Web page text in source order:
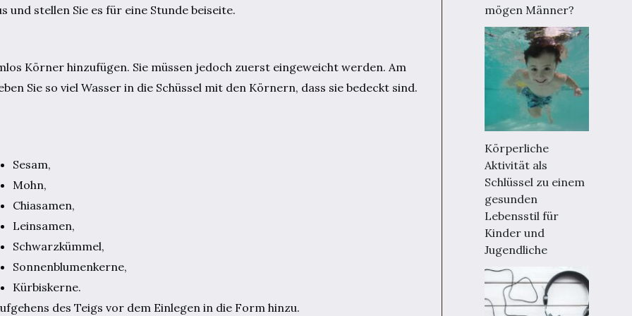
und stellen Sie es für eine Stunde beiseite.
Körner hinzufügen. Sie müssen jedoch zuerst eingeweicht werden. Am
Sie so viel Wasser in die Schüssel mit den Körnern, dass sie bedeckt sind.
Sesam,
Mohn,
Chiasamen,
Leinsamen,
Schwarzkümmel,
Sonnenblumenkerne,
Kürbiskerne.
des Teigs vor dem Einlegen in die Form hinzu.
mögen Männer?
Körperliche
Aktivität als
Schlüssel zu einem
gesunden
Lebensstil für
Kinder und
Jugendliche